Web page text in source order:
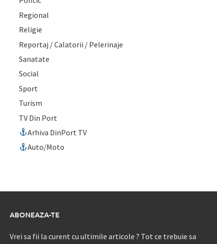
Regional
Religie
Reportaj / Calatorii / Pelerinaje
Sanatate
Social
Sport
Turism
TV Din Port
Arhiva DinPort TV
Auto/Moto
ABONEAZA-TE
Vrei sa fii la curent cu ultimile articole ? Tot ce trebuie sa